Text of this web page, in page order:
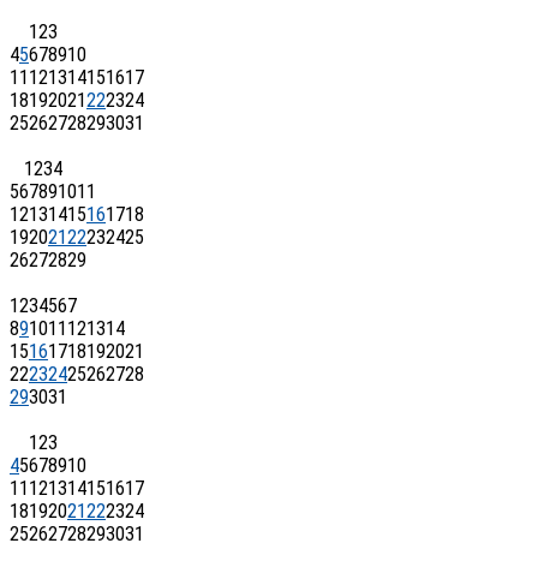
123
45678910
11 121314151617
18192021222324
25262728293031
1234
567891011
12131415161718
19202122232425
26272829
1234567
891011 121314
15161718192021
22232425262728
293031
123
45678910
11 121314151617
18192021222324
25262728293031